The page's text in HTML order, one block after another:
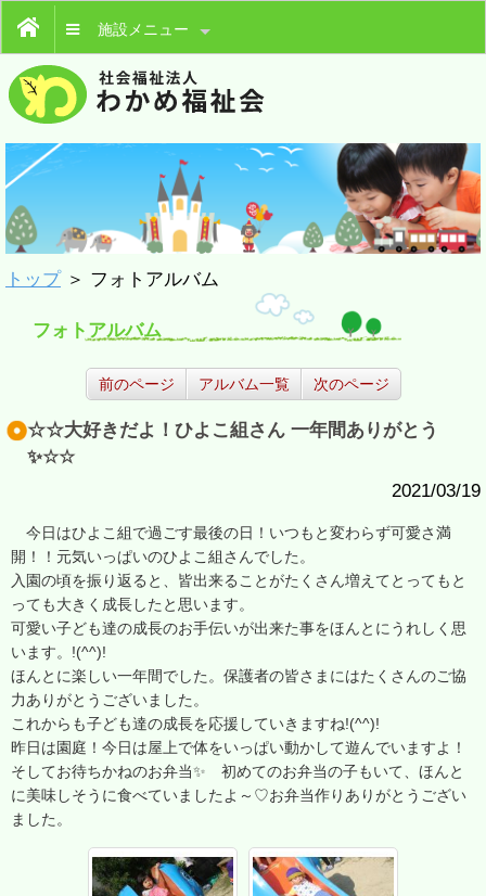
施設メニュー
トップ＞ フォトアルバム
フォトアルバム
前のページ アルバム一覧 次のページ
☆☆大好きだよ！ひよこ組さん 一年間ありがとう
✨☆☆
2021/03/19
今日はひよこ組で過ごす最後の日！いつもと変わらず可愛さ満
開！！元気いっぱいのひよこ組さんでした。
入園の頃を振り返ると、皆出来ることがたくさん増えてとってもと
っても大きく成長したと思います。
可愛い子ども達の成長のお手伝いが出来た事をほんとにうれしく思
います。!(^^)!
ほんとに楽しい一年間でした。保護者の皆さまにはたくさんのご協
力ありがとうございました。
これからも子ども達の成長を応援していきますね!(^^)!
昨日は園庭！今日は屋上で体をいっぱい動かして遊んでいますよ！
そしてお待ちかねのお弁当✨ 初めてのお弁当の子もいて、ほんと
に美味しそうに食べていましたよ～♡お弁当作りありがとうござい
ました。